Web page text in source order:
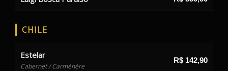
CHILE
Estelar
Cabernet / Carménère
R$ 142,90